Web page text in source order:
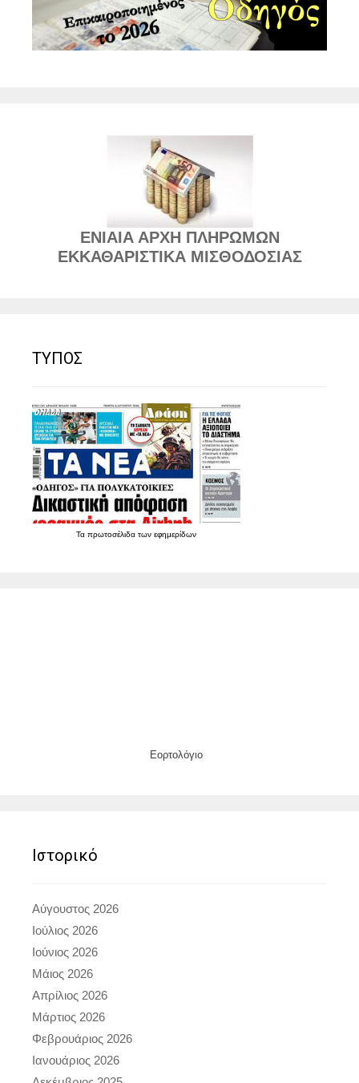
ΕΝΙΑΙΑ ΑΡΧΗ ΠΛΗΡΩΜΩΝ
ΕΚΚΑΘΑΡΙΣΤΙΚΑ ΜΙΣΘΟΔΟΣΙΑΣ
ΤΥΠΟΣ
Τα πρωτοσέλιδα των εφημερίδων
Εορτολόγιο
Ιστορικό
Αύγουστος 2026
Ιούλιος 2026
Ιούνιος 2026
Μάιος 2026
Απρίλιος 2026
Μάρτιος 2026
Φεβρουάριος 2026
Ιανουάριος 2026